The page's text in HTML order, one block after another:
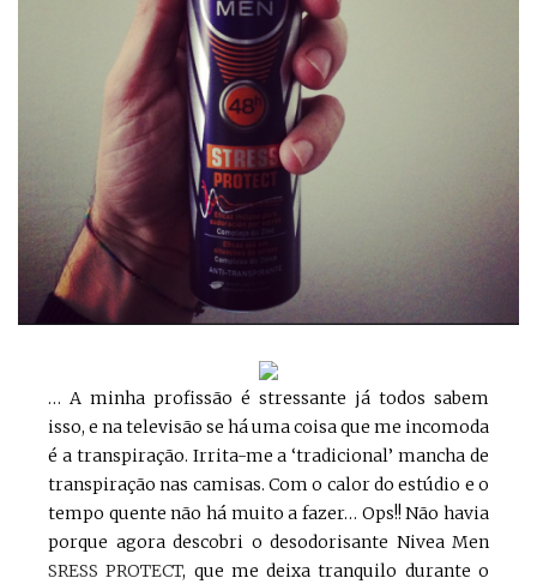
… A minha profissão é stressante já todos sabem
isso, e na televisão se há uma coisa que me incomoda
é a transpiração. Irrita-me a ‘tradicional’ mancha de
transpiração nas camisas. Com o calor do estúdio e o
tempo quente não há muito a fazer… Ops!! Não havia
porque agora descobri o desodorisante Nivea Men
SRESS PROTECT, que me deixa tranquilo durante o